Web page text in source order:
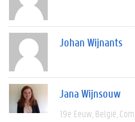
Johan Wijnants
Jana Wijnsouw
19e Eeuw België